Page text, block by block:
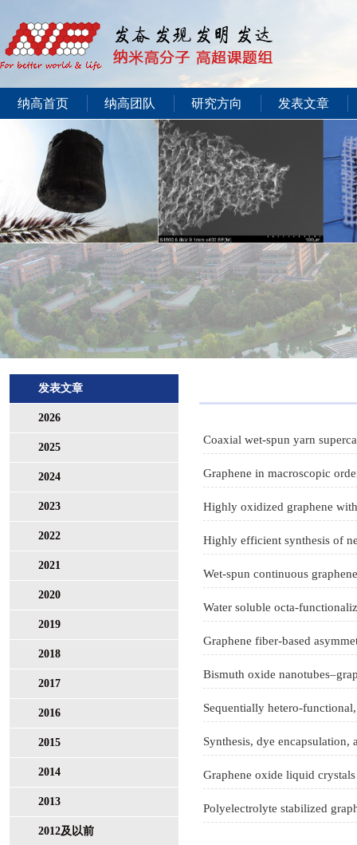
纳高首页 纳高团队 研究方向 发表文章
发表文章
2026
2025
2024
2023
2022
2021
2020
2019
2018
2017
2016
2015
2014
2013
2012及以前
Graphene in macroscopic
Wet-spun continuous
Graphene fiber-based
Bismuth oxide